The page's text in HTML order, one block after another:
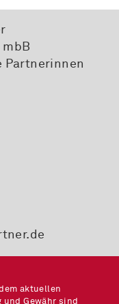
Partnerinnen
aktuellen
Gewähr sind